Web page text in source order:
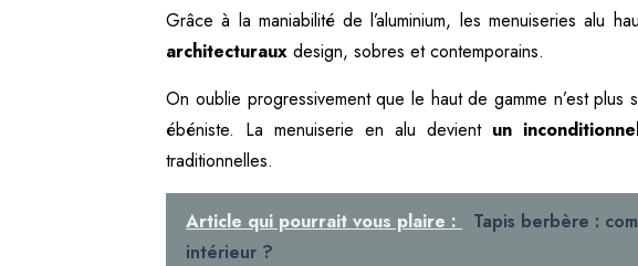
Grâce à la maniabilité de l’aluminium, les menuiseries alu
architecturauxdesign, sobres et contemporains.
On oublie progressivement que le haut de gamme n’est plus
ébéniste. La menuiserie en alu devient un
traditionnelles.
Article qui pourrait vous plaire :
Tapis berbère :
intérieur ?